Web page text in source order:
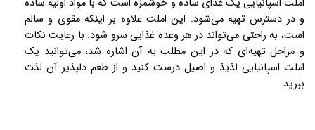
و در دسترس تهیه می‌شود. این املت علاوه بر اینکه مقوی و سالم
است، به راحتی می‌تواند در هر وعده غذایی سرو شود. با رعایت نکات
و مراحل تهیه‌ای که در این مطلب به آن اشاره شد، می‌توانید یک
املت اسپانیایی لذیذ و اصیل درست کنید و از طعم دلپذیر آن لذت
ببرید.